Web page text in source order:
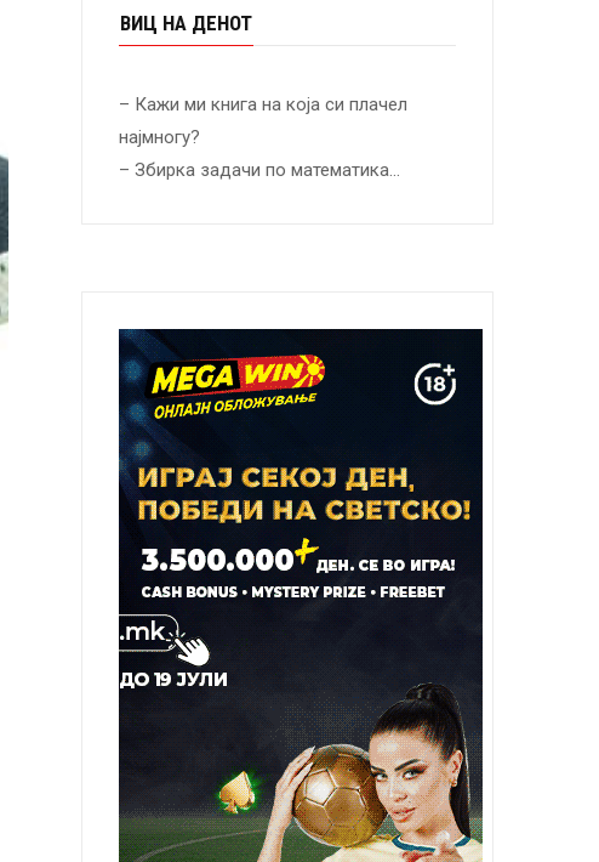
ВИЦ НА ДЕНОТ
– Кажи ми книга на која си плачел
најмногу?
– Збирка задачи по математика…